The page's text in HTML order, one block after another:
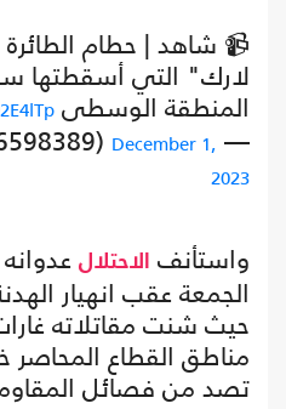
📹 شاهد | حطام
لارك" التي أسقطتها
المنطقة الوسطى
— Zain H (@ZainH26598389)
December 1,
2023
واستأنف الاحتلال
الجمعة عقب انهيار
حيث شنت مقاتلاته
مناطق القطاع
تصد من فصائل